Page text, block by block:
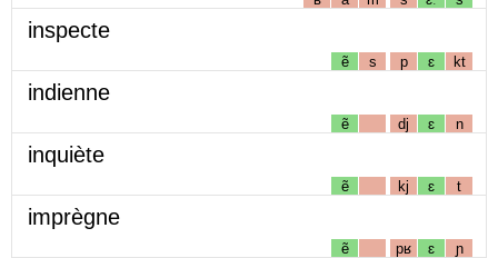
inspecte
ẽ s p ɛ kt
indienne
ẽ dj ɛ n
inquiète
ẽ kj ɛ t
imprègne
ẽ pʁ ɛ ɲ